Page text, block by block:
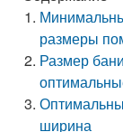
размеры
Размер
ширина